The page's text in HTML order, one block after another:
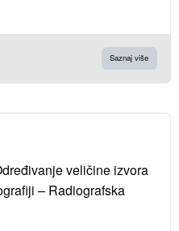
Saznaj više
veličine izvora
– Radiografska